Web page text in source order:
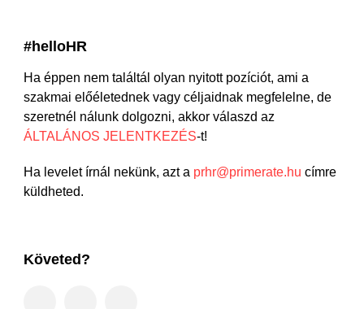
#helloHR
Ha éppen nem találtál olyan nyitott pozíciót, ami a
szakmai előéletednek vagy céljaidnak megfelelne, de
szeretnél nálunk dolgozni, akkor válaszd az
ÁLTALÁNOS JELENTKEZÉS-t!
Ha levelet írnál nekünk, azt a prhr@primerate.hu címre
küldheted.
Követed?